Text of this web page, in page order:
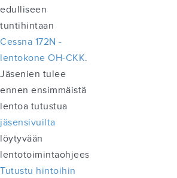
edulliseen
tuntihintaan
Cessna 172N -
lentokone OH-CKK.
Jäsenien tulee
ennen ensimmäistä
lentoa tutustua
jäsensivuilta
löytyvään
lentotoimintaohjeeseen.
Tutustu hintoihin